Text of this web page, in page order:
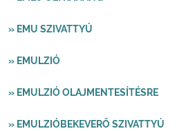
» EMU SZIVATTYÚ
» EMULZIÓ
» EMULZIÓ OLAJMENTESÍTÉSRE
» EMULZIÓBEKEVERŐ SZIVATTYÚ